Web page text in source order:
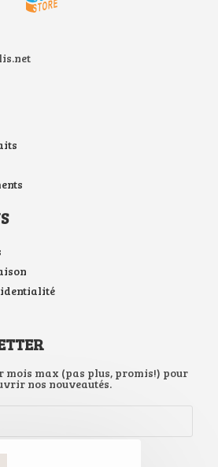
mois max (pas plus, promis!) pour
nos nouveautés.